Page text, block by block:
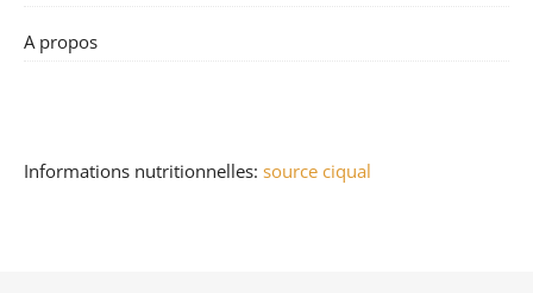
A propos
Informations nutritionnelles: source ciqual